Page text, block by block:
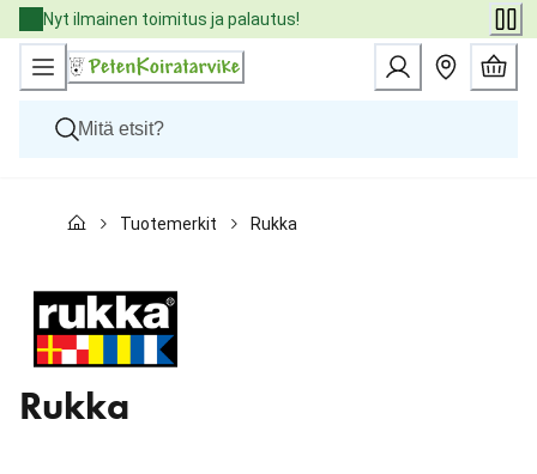
Skip
to
Content
Nyt ilmainen toimitus ja palautus!
Kissat
Tuotemerkit
Uutuudet
Tarjoukset
Palvelut
Tuotemerkit Rukka
Rukka